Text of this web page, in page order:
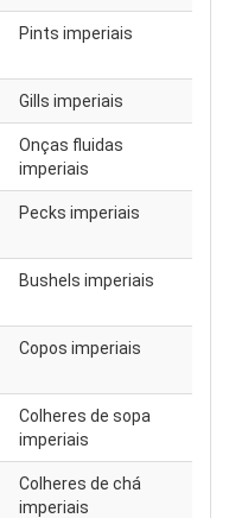
Pints imperiais
Gills imperiais
Onças fluidas
imperiais
Pecks imperiais
Bushels imperiais
Copos imperiais
Colheres de sopa
imperiais
Colheres de chá
imperiais